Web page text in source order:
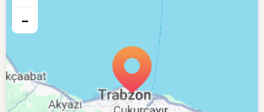
−